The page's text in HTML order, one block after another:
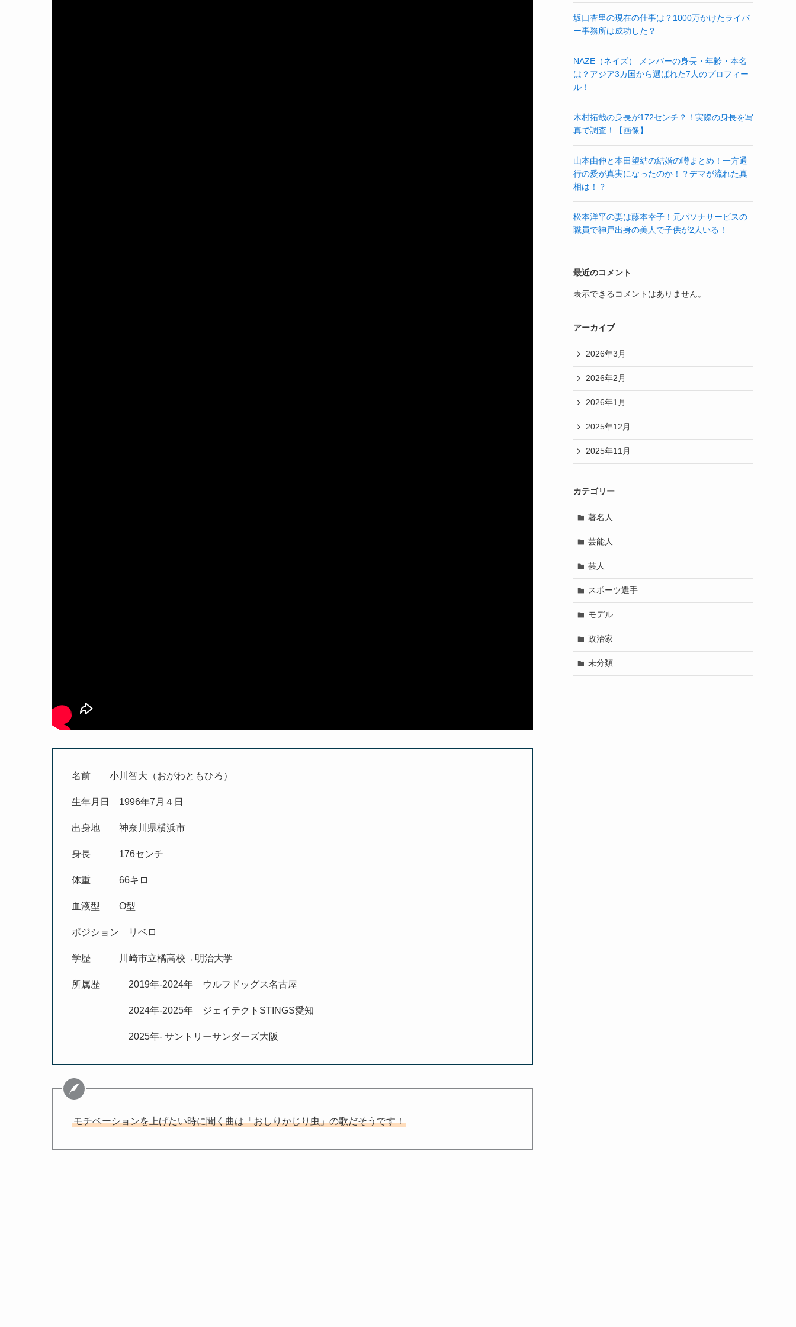
名前 小川智大（おがわともひろ）
生年月日 1996年7月４日
出身地 神奈川県横浜市
身長 176センチ
体重 66キロ
血液型 O型
ポジション リベロ
学歴 川崎市立橘高校→明治大学
所属歴 2019年-2024年 ウルフドッグス名古屋
2024年-2025年 ジェイテクトSTINGS愛知
2025年- サントリーサンダーズ大阪
モチベーションを上げたい時に聞く曲は「おしりかじり虫」の歌だそうです！
坂口杏里の現在の仕事は？1000万かけたライバ
ー事務所は成功した？
NAZE（ネイズ） メンバーの身長・年齢・本名
は？アジア3カ国から選ばれた7人のプロフィー
ル！
木村拓哉の身長が172センチ？！実際の身長を写
真で調査！【画像】
山本由伸と本田望結の結婚の噂まとめ！一方通
行の愛が真実になったのか！？デマが流れた真
相は！？
松本洋平の妻は藤本幸子！元パソナサービスの
職員で神戸出身の美人で子供が2人いる！
最近のコメント
表示できるコメントはありません。
アーカイブ
2026年3月
2026年2月
2026年1月
2025年12月
2025年11月
カテゴリー
著名人
芸能人
芸人
スポーツ選手
モデル
政治家
未分類